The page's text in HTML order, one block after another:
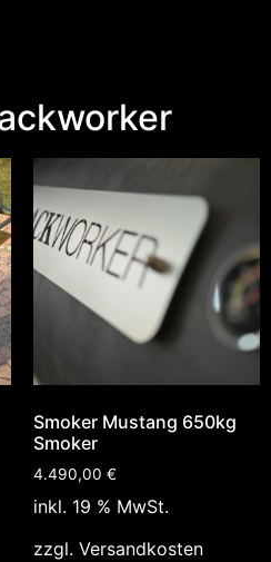
Smoker Mustang 650kg
Smoker
4.490,00 €
inkl. 19 % MwSt.
zzgl. Versandkosten